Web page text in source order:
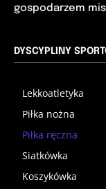
gospodarzem
DYSCYPLINY
Lekkoatletyka
Piłka nożna
Piłka ręczna
Siatkówka
Koszykówka